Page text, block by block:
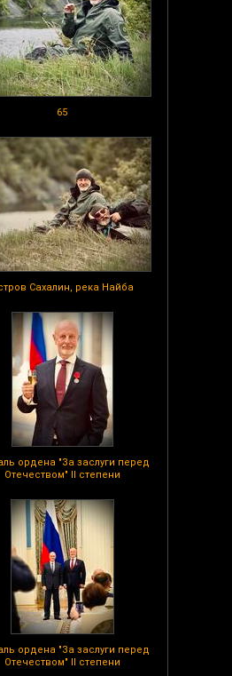
65
Сахалин, река Найба
ордена "За заслуги перед
Отечеством" II степени
ордена "За заслуги перед
Отечеством" II степени